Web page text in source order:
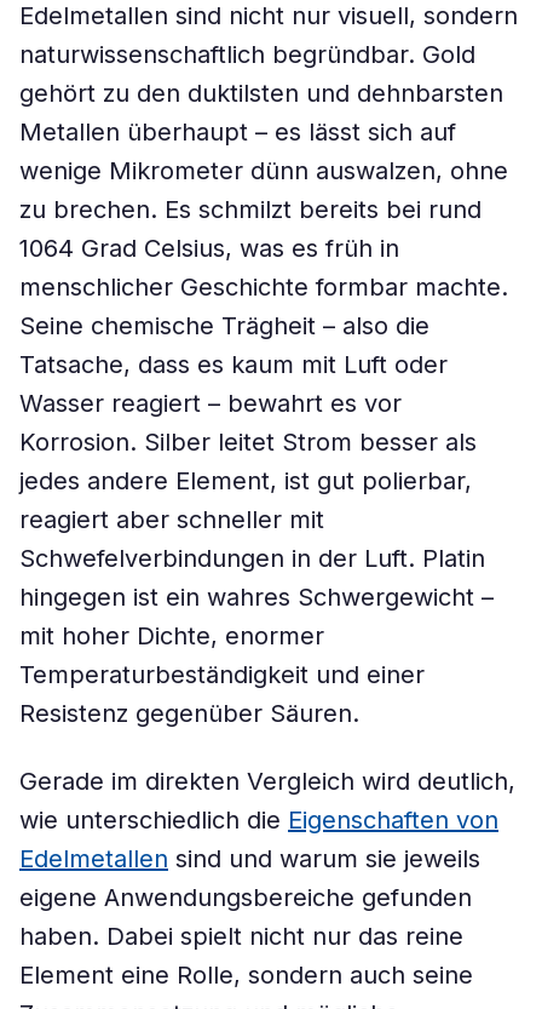
Edelmetallen sind nicht nur visuell, sondern
naturwissenschaftlich begründbar. Gold
gehört zu den duktilsten und dehnbarsten
Metallen überhaupt – es lässt sich auf
wenige Mikrometer dünn auswalzen, ohne
zu brechen. Es schmilzt bereits bei rund
1064 Grad Celsius, was es früh in
menschlicher Geschichte formbar machte.
Seine chemische Trägheit – also die
Tatsache, dass es kaum mit Luft oder
Wasser reagiert – bewahrt es vor
Korrosion. Silber leitet Strom besser als
jedes andere Element, ist gut polierbar,
reagiert aber schneller mit
Schwefelverbindungen in der Luft. Platin
hingegen ist ein wahres Schwergewicht –
mit hoher Dichte, enormer
Temperaturbeständigkeit und einer
Resistenz gegenüber Säuren.
Gerade im direkten Vergleich wird deutlich,
wie unterschiedlich die Eigenschaften von
Edelmetallen sind und warum sie jeweils
eigene Anwendungsbereiche gefunden
haben. Dabei spielt nicht nur das reine
Element eine Rolle, sondern auch seine